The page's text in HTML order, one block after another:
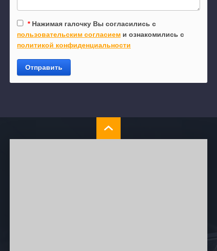
*Нажимая галочку Вы согласились с
пользовательским согласием и ознакомились с
политикой конфиденциальности
Отправить